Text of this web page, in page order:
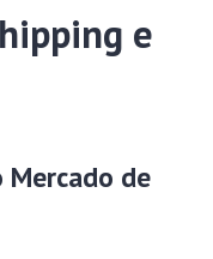
e
Mercado de